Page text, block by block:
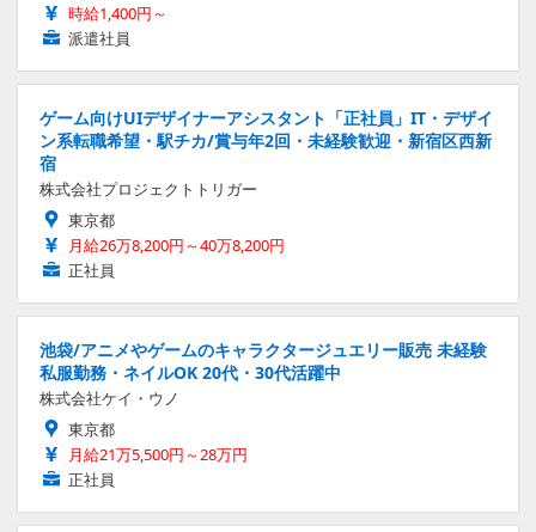
時給1,400円～
派遣社員
ゲーム向けUIデザイナーアシスタント「正社員」IT・デザイ
ン系転職希望・駅チカ/賞与年2回・未経験歓迎・新宿区西新
宿
株式会社プロジェクトトリガー
東京都
月給26万8,200円～40万8,200円
正社員
池袋/アニメやゲームのキャラクタージュエリー販売 未経験
私服勤務・ネイルOK 20代・30代活躍中
株式会社ケイ・ウノ
東京都
月給21万5,500円～28万円
正社員